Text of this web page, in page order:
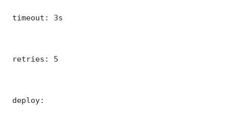
timeout: 3s
retries: 5
deploy: